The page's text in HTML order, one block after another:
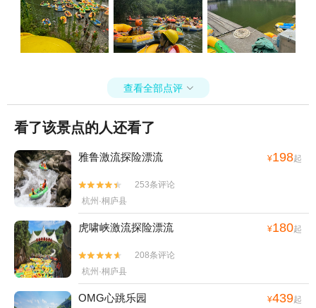
查看全部点评 
看了该景点的人还看了
雅鲁激流探险漂流 ¥198起


253条评论
杭州·桐庐县
虎啸峡激流探险漂流 ¥180起


208条评论
杭州·桐庐县
OMG心跳乐园 ¥439起